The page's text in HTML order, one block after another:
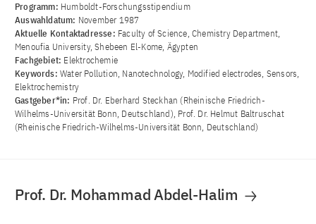
Programm: Humboldt-Forschungsstipendium
Auswahldatum: November 1987
Aktuelle Kontaktadresse: Faculty of Science, Chemistry Department,
Menoufia University, Shebeen El-Kome, Ägypten
Fachgebiet: Elektrochemie
Keywords: Water Pollution, Nanotechnology, Modified electrodes, Sensors,
Elektrochemistry
Gastgeber*in: Prof. Dr. Eberhard Steckhan (Rheinische Friedrich-
Wilhelms-Universität Bonn, Deutschland), Prof. Dr. Helmut Baltruschat
(Rheinische Friedrich-Wilhelms-Universität Bonn, Deutschland)
Prof. Dr. Mohammad Abdel-Halim